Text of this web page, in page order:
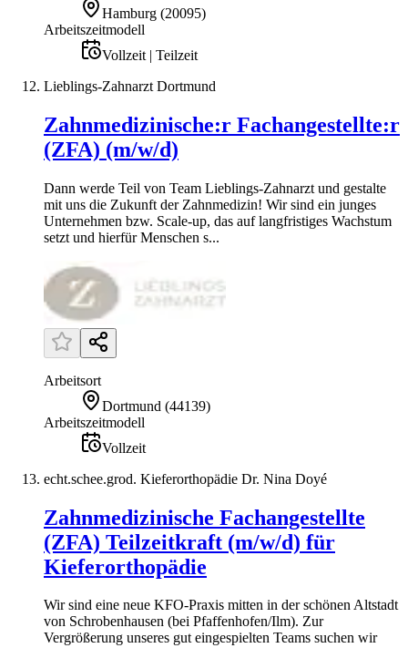
Hamburg (20095)
Arbeitszeitmodell
Vollzeit | Teilzeit
Lieblings-Zahnarzt Dortmund
Zahnmedizinische:r Fachangestellte:r
(ZFA) (m/w/d)
Dann werde Teil von Team Lieblings-Zahnarzt und gestalte
mit uns die Zukunft der Zahnmedizin! Wir sind ein junges
Unternehmen bzw. Scale-up, das auf langfristiges Wachstum
setzt und hierfür Menschen s...
Arbeitsort
Dortmund (44139)
Arbeitszeitmodell
Vollzeit
echt.schee.grod. Kieferorthopädie Dr. Nina Doyé
Zahnmedizinische Fachangestellte
(ZFA) Teilzeitkraft (m/w/d) für
Kieferorthopädie
Wir sind eine neue KFO-Praxis mitten in der schönen Altstadt
von Schrobenhausen (bei Pfaffenhofen/Ilm). Zur
Vergrößerung unseres gut eingespielten Teams suchen wir